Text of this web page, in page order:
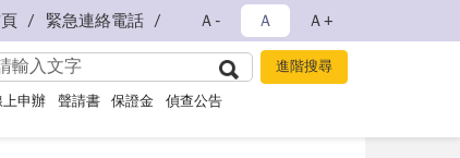
緊急連絡電話 Ａ- Ａ Ａ+
上申辦 聲請書 保證金 偵查公告